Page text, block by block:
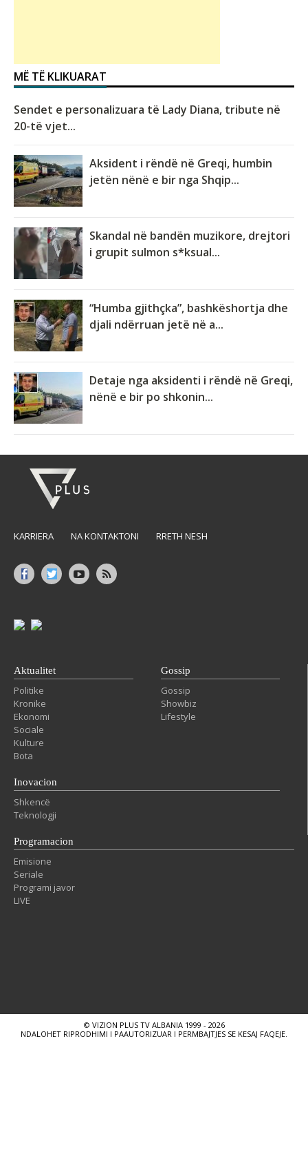
MË TË KLIKUARAT
Sendet e personalizuara të Lady Diana, tribute në
20-të vjet...
Aksident i rëndë në Greqi, humbin
jetën nënë e bir nga Shqip...
Skandal në bandën muzikore, drejtori
i grupit sulmon s*ksual...
“Humba gjithçka”, bashkëshortja dhe
djali ndërruan jetë në a...
Detaje nga aksidenti i rëndë në Greqi,
nënë e bir po shkonin...
KARRIERA NA KONTAKTONI RRETH NESH
Aktualitet
Politike
Kronike
Ekonomi
Sociale
Kulture
Bota
Gossip
Gossip
Showbiz
Lifestyle
Inovacion
Shkencë
Teknologji
Programacion
Emisione
Seriale
Programi javor
LIVE
© VIZION PLUS TV ALBANIA 1999 - 2026
NDALOHET RIPRODHIMI I PAAUTORIZUAR I PERMBAJTJES SE KESAJ FAQEJE.